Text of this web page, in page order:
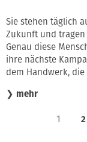
Sie stehen täglich
Zukunft und
Genau diese
ihre nächste
dem Handwerk,
❯ mehr
1 2